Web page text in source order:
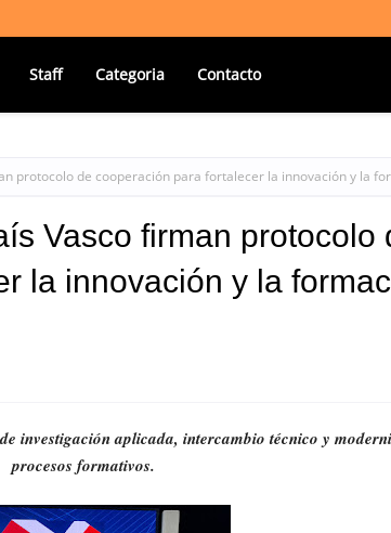
Staff Categoria Contacto
protocolo de cooperación para fortalecer la innovación y la
Vasco firman protocolo
la innovación y la
investigación aplicada, intercambio técnico y
procesos formativos.